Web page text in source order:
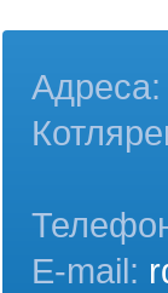
Адреса:
E-mail: